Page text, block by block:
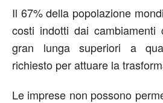
Il 67% della popolazione
costi indotti dai cambiamenti
gran lunga superiori a
richiesto per attuare la
Le imprese non possono